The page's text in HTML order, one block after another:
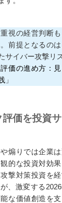
視の経営判断
前提となるのは
サイバー攻撃リ
価の進め方：
」
価を投資
煽りでは企業は
的な投資対効
撃対策投資を
、激変する
な価値創造を